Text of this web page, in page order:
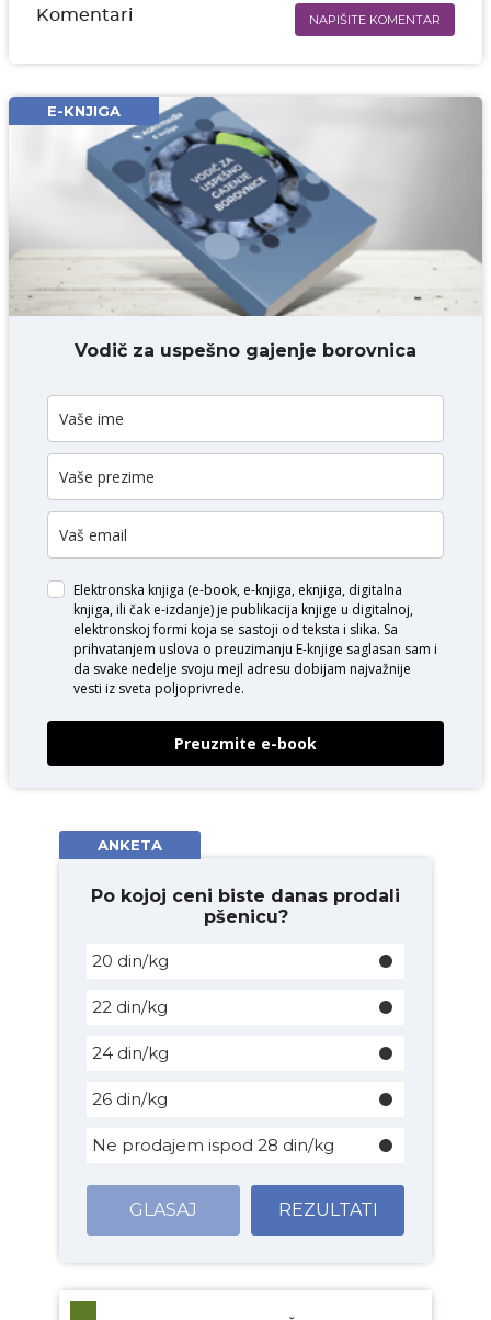
Komentari NAPIŠITE KOMENTAR
Email* obavezno
Komentar* obavezno
DODAJ KOMENTAR
E-KNJIGA
Vodič za uspešno gajenje borovnica
Elektronska knjiga (e-book, e-knjiga, eknjiga, digitalna
knjiga, ili čak e-izdanje) je publikacija knjige u digitalnoj,
elektronskoj formi koja se sastoji od teksta i slika. Sa
prihvatanjem uslova o preuzimanju E-knjige saglasan sam i
da svake nedelje svoju mejl adresu dobijam najvažnije
vesti iz sveta poljoprivrede.
Preuzmite e-book
ANKETA
Po kojoj ceni biste danas prodali
pšenicu?
20 din/kg
22 din/kg
24 din/kg
26 din/kg
Ne prodajem ispod 28 din/kg
GLASAJ REZULTATI